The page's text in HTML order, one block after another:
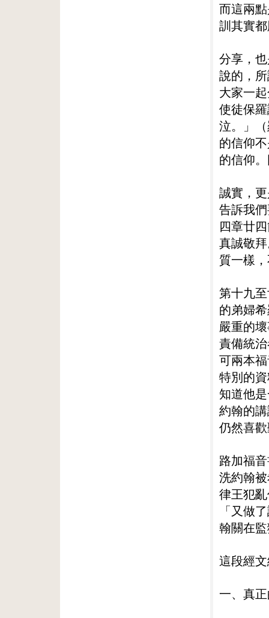
而這兩
訓其實
分享，
說的，
大家一
使徒保
泣。」
的信仰
的信仰
誠實，
告訴我
四章廿
真誠敬
質一樣
第十九
的弟婦
嚴重的
責備統
可兩本
特別的
知道他
約翰的
仍然喜
路加福
洗約翰
律王犯
「又做
翰關在
這段經
一、真